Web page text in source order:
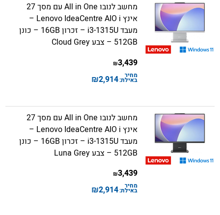
מחשב לנובו All in One עם מסך 27
אינץ Lenovo IdeaCentre AIO i –
מעבד i3-1315U – זכרון 16GB – כונן
512GB – צבע Cloud Grey
3,439
₪
מחיר
באילת:2,914
₪
מחשב לנובו All in One עם מסך 27
אינץ Lenovo IdeaCentre AIO i –
מעבד i3-1315U – זכרון 16GB – כונן
512GB – צבע Luna Grey
3,439
₪
מחיר
באילת:2,914
₪